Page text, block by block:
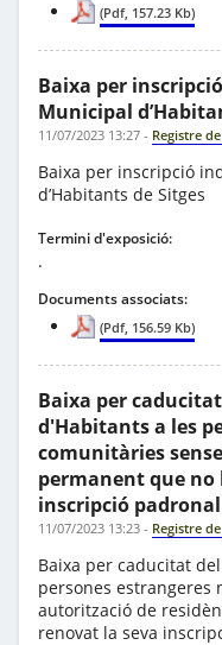
(Pdf, 157.23 Kb)
Baixa per
Municipal
11/07/2023 13:27 - Registre
Baixa per inscripció
d’Habitants de Sitges
Termini d'exposició:
.
Documents associats:
(Pdf, 156.59 Kb)
Baixa per
d'Habitants a les
comunitàries
permanent que no
inscripció padronal
11/07/2023 13:23 - Registre
Baixa per caducitat
persones estrangeres
autorització de
renovat la seva